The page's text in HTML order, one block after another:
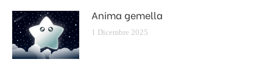
Anima gemella
1 Dicembre 2025